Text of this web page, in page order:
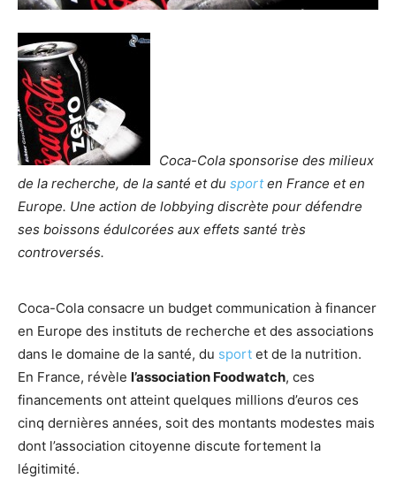
Coca-Cola sponsorise des milieux
de la recherche, de la santé et du sporten France et en
Europe. Une action de lobbying discrète pour défendre
ses boissons édulcorées aux effets santé très
controversés.
Coca-Cola consacre un budget communication à financer
en Europe des instituts de recherche et des associations
dans le domaine de la santé, du sport et de la nutrition.
En France, révèle l’association Foodwatch, ces
financements ont atteint quelques millions d’euros ces
cinq dernières années, soit des montants modestes mais
dont l’association citoyenne discute fortement la
légitimité.